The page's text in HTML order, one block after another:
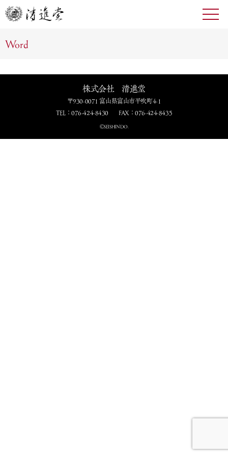
toggle
Word
株式会社 清進堂
〒930-0071 富山県富山市平吹町4-1
TEL：076-424-8430
FAX：076-424-8435
ⒸSEISHINDO.